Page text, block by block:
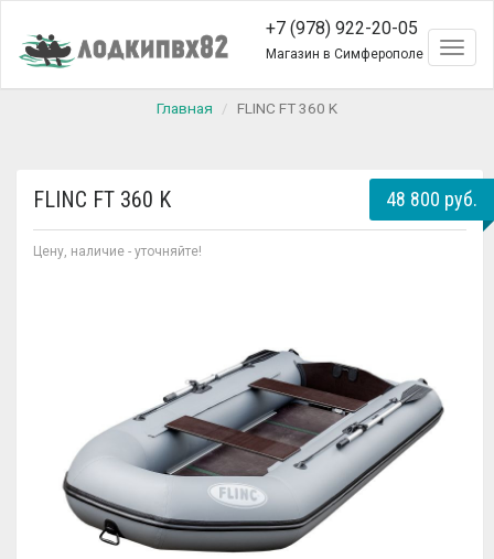
+7 (978) 922-20-05
Магазин в Симферополе
Главная FLINC FT 360 K
FLINC FT 360 K
Цену, наличие - уточняйте!
48 800 руб.